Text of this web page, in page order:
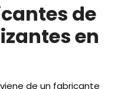
de
en
de un fabricante